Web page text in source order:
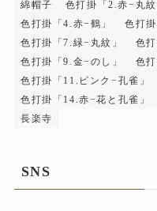
綿帽子
色打掛「2.赤−丸紋
色打掛「4.赤−鶴」
色打
色打掛「7.緑−丸紋」
色
色打掛「9.金−のし」
色
色打掛「11.ピンク−孔雀」
色打掛「14.赤−花と孔雀」
長楽寺
SNS